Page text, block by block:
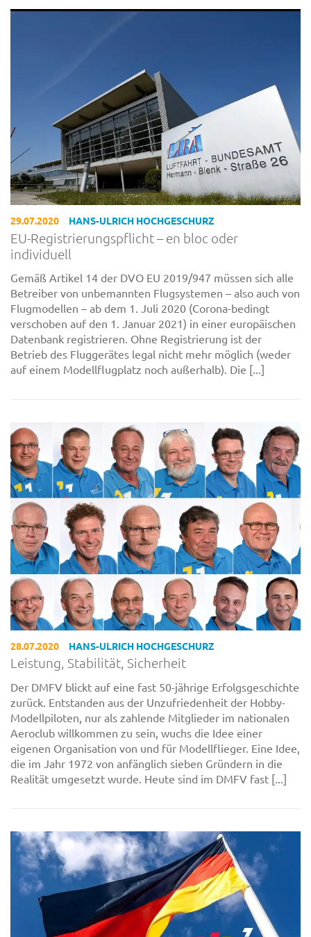
29.07.2020 HANS-ULRICH HOCHGESCHURZ
EU-Registrierungspflicht – en bloc oder
individuell
Gemäß Artikel 14 der DVO EU 2019/947 müssen sich alle
Betreiber von unbemannten Flugsystemen – also auch von
Flugmodellen – ab dem 1. Juli 2020 (Corona-bedingt
verschoben auf den 1. Januar 2021) in einer europäischen
Datenbank registrieren. Ohne Registrierung ist der
Betrieb des Fluggerätes legal nicht mehr möglich (weder
auf einem Modellflugplatz noch außerhalb). Die [...]
28.07.2020 HANS-ULRICH HOCHGESCHURZ
Leistung, Stabilität, Sicherheit
Der DMFV blickt auf eine fast 50-jährige Erfolgsgeschichte
zurück. Entstanden aus der Unzufriedenheit der Hobby-
Modellpiloten, nur als zahlende Mitglieder im nationalen
Aeroclub willkommen zu sein, wuchs die Idee einer
eigenen Organisation von und für Modellflieger. Eine Idee,
die im Jahr 1972 von anfänglich sieben Gründern in die
Realität umgesetzt wurde. Heute sind im DMFV fast [...]